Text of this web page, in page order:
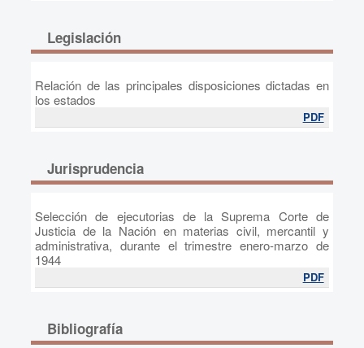
Legislación
Relación de las principales disposiciones dictadas en
los estados
PDF
Jurisprudencia
Selección de ejecutorias de la Suprema Corte de
Justicia de la Nación en materias civil, mercantil y
administrativa, durante el trimestre enero-marzo de
1944
PDF
Bibliografía